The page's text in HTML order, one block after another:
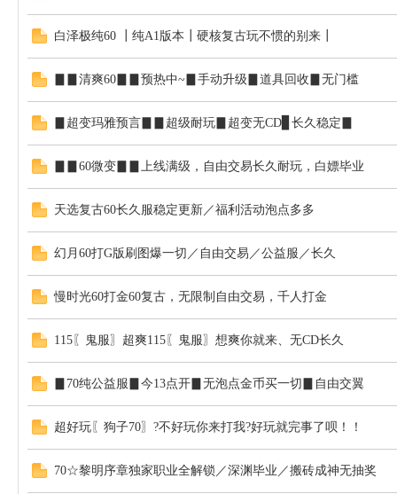
白泽极纯60 ┃纯A1版本┃硬核复古玩不惯的别来┃
▊▊清爽60▊▊预热中~▊手动升级▊道具回收▊无门槛
▊超变玛雅预言▊▊超级耐玩▊超变无CD▊长久稳定▊
▊▊60微变▊▊上线满级，自由交易长久耐玩，白嫖毕业
天选复古60长久服稳定更新／福利活动泡点多多
幻月60打G版刷图爆一切／自由交易／公益服／长久
慢时光60打金60复古，无限制自由交易，千人打金
115〖鬼服〗超爽115〖鬼服〗想爽你就来、无CD长久
▊70纯公益服▊今13点开▊无泡点金币买一切▊自由交翼
超好玩〖狗子70〗?不好玩你来打我?好玩就完事了呗！！
70☆黎明序章独家职业全解锁／深渊毕业／搬砖成神无抽奖